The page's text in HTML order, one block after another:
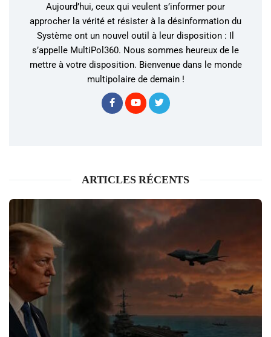
Aujourd’hui, ceux qui veulent s’informer pour
approcher la vérité et résister à la désinformation du
Système ont un nouvel outil à leur disposition : Il
s’appelle MultiPol360. Nous sommes heureux de le
mettre à votre disposition. Bienvenue dans le monde
multipolaire de demain !
ARTICLES RÉCENTS